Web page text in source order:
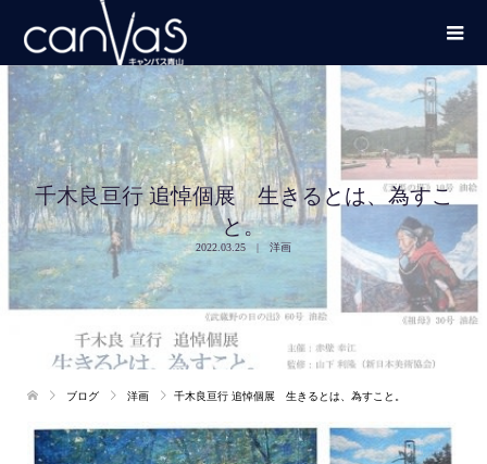
千木良亘行 追悼個展 生きるとは、為すこ
と。
2022.03.25 洋画
ブログ 洋画 千木良亘行 追悼個展 生きるとは、為すこと。